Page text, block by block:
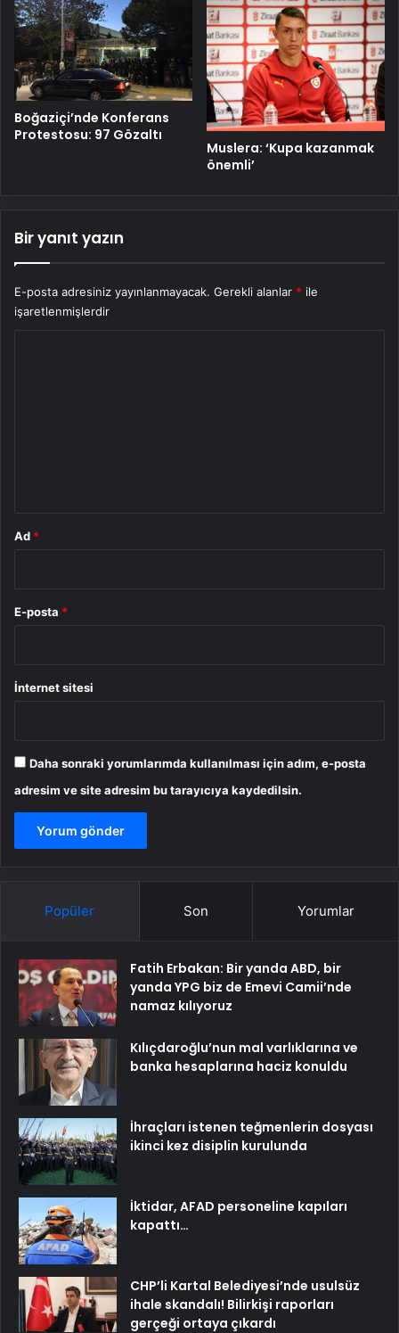
Boğaziçi’nde Konferans
Protestosu: 97 Gözaltı
Muslera: ‘Kupa kazanmak
önemli’
Bir yanıt yazın
E-posta adresiniz yayınlanmayacak. Gerekli alanlar * ile
işaretlenmişlerdir
Ad *
E-posta *
İnternet sitesi
Daha sonraki yorumlarımda kullanılması için adım, e-posta
adresim ve site adresim bu tarayıcıya kaydedilsin.
Popüler Son Yorumlar
Fatih Erbakan: Bir yanda ABD, bir
yanda YPG biz de Emevi Camii’nde
namaz kılıyoruz
Kılıçdaroğlu’nun mal varlıklarına ve
banka hesaplarına haciz konuldu
İhraçları istenen teğmenlerin dosyası
ikinci kez disiplin kurulunda
İktidar, AFAD personeline kapıları
kapattı…
CHP’li Kartal Belediyesi’nde usulsüz
ihale skandalı! Bilirkişi raporları
gerçeği ortaya çıkardı